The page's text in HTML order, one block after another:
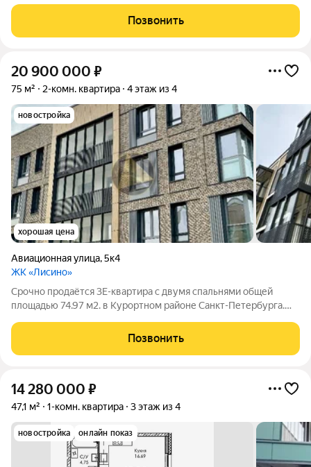
класса в Сестрорецке. Идеальное место для комфортной
семейной жизни в окружении зелёных
Позвонить
20 900 000 ₽
75 м² 2-комн. квартира 4 этаж из 4
новостройка
хорошая цена
Авиационная улица,5к4
ЖК «Лисино»
Срочно продаётся 3Е-квартира с двумя спальнями общей
площадью 74.97 м2. в Курортном районе Санкт-Петербурга.
класса в Сестрорецке. Идеальное место для комфортной
семейной жизни в окружении зелёных
Позвонить
14 280 000 ₽
47,1 м² 1-комн. квартира 3 этаж из 4
новостройка онлайн показ